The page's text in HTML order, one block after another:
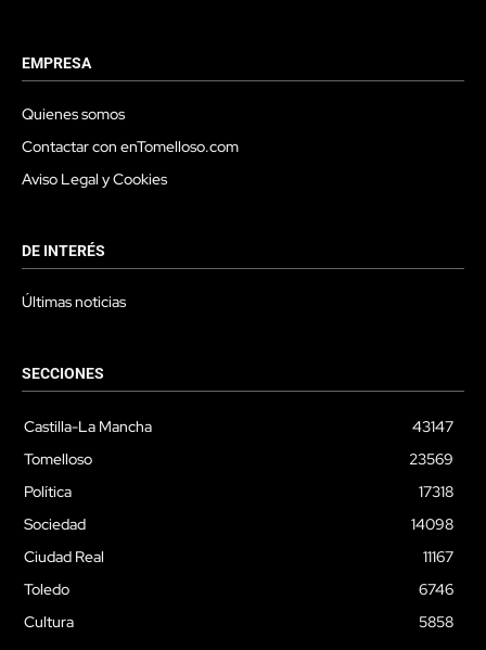
EMPRESA
Quienes somos
Contactar con enTomelloso.com
Aviso Legal y Cookies
DE INTERÉS
Últimas noticias
SECCIONES
Castilla-La Mancha
43147
Tomelloso
23569
Política
17318
Sociedad
14098
Ciudad Real
11167
Toledo
6746
Cultura
5858